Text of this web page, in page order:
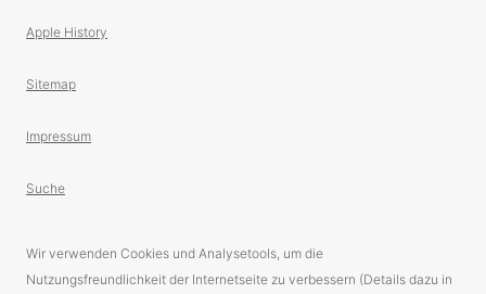
Apple History
Sitemap
Impressum
Suche
Wir verwenden Cookies und Analysetools, um die
Nutzungsfreundlichkeit der Internetseite zu verbessern (Details dazu in